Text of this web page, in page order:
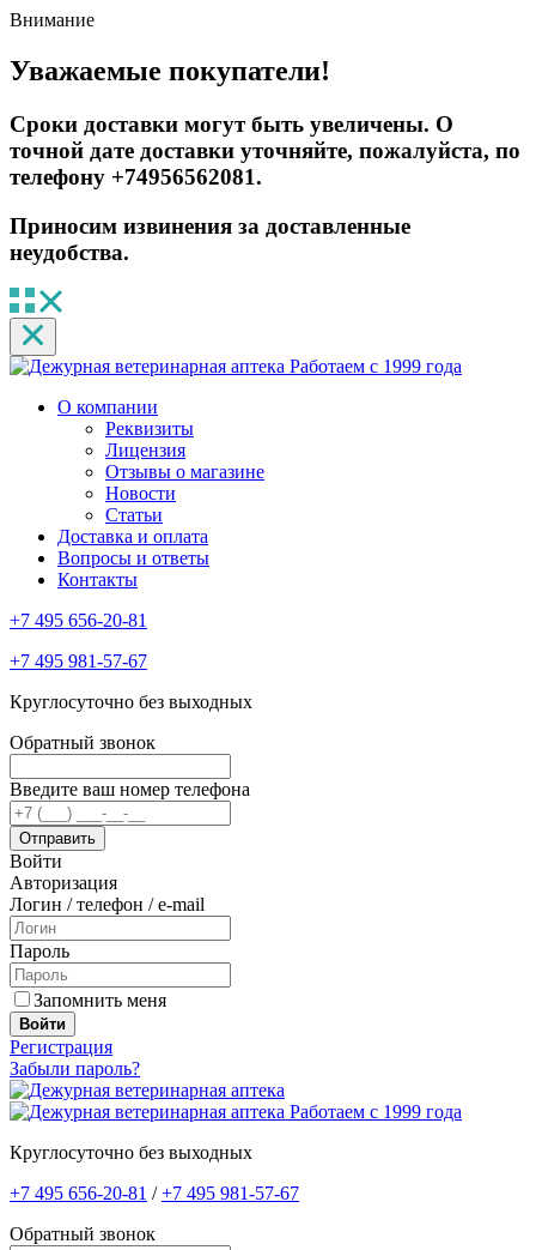
Внимание
Уважаемые покупатели!
Сроки доставки могут быть увеличены. О
точной дате доставки уточняйте, пожалуйста, по
телефону +74956562081.
Приносим извинения за доставленные
неудобства.
Работаем с 1999 года
О компании
Реквизиты
Лицензия
Отзывы о магазине
Новости
Статьи
Доставка и оплата
Вопросы и ответы
Контакты
+7 495 656-20-81
+7 495 981-57-67
Круглосуточно без выходных
Обратный звонок
Введите ваш номер телефона
Войти
Авторизация
Логин / телефон / e-mail
Пароль
Запомнить меня
Войти
Регистрация
Забыли пароль?
Работаем с 1999 года
Круглосуточно без выходных
+7 495 656-20-81 /+7 495 981-57-67
Обратный звонок